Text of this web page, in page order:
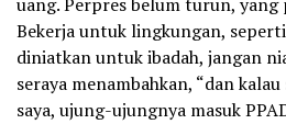
Bekerja untuk lingkungan,
diniatkan untuk ibadah, jangan
seraya menambahkan, “dan
saya, ujung-ujungnya masuk